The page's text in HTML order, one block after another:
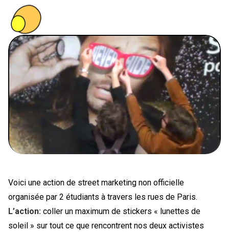
FOOD
BONS PLANS
SOUTENEZ KULTT
Voici une action de street marketing non officielle
organisée par 2 étudiants à travers les rues de Paris.
L’action: coller un maximum de stickers « lunettes de
soleil » sur tout ce que rencontrent nos deux activistes